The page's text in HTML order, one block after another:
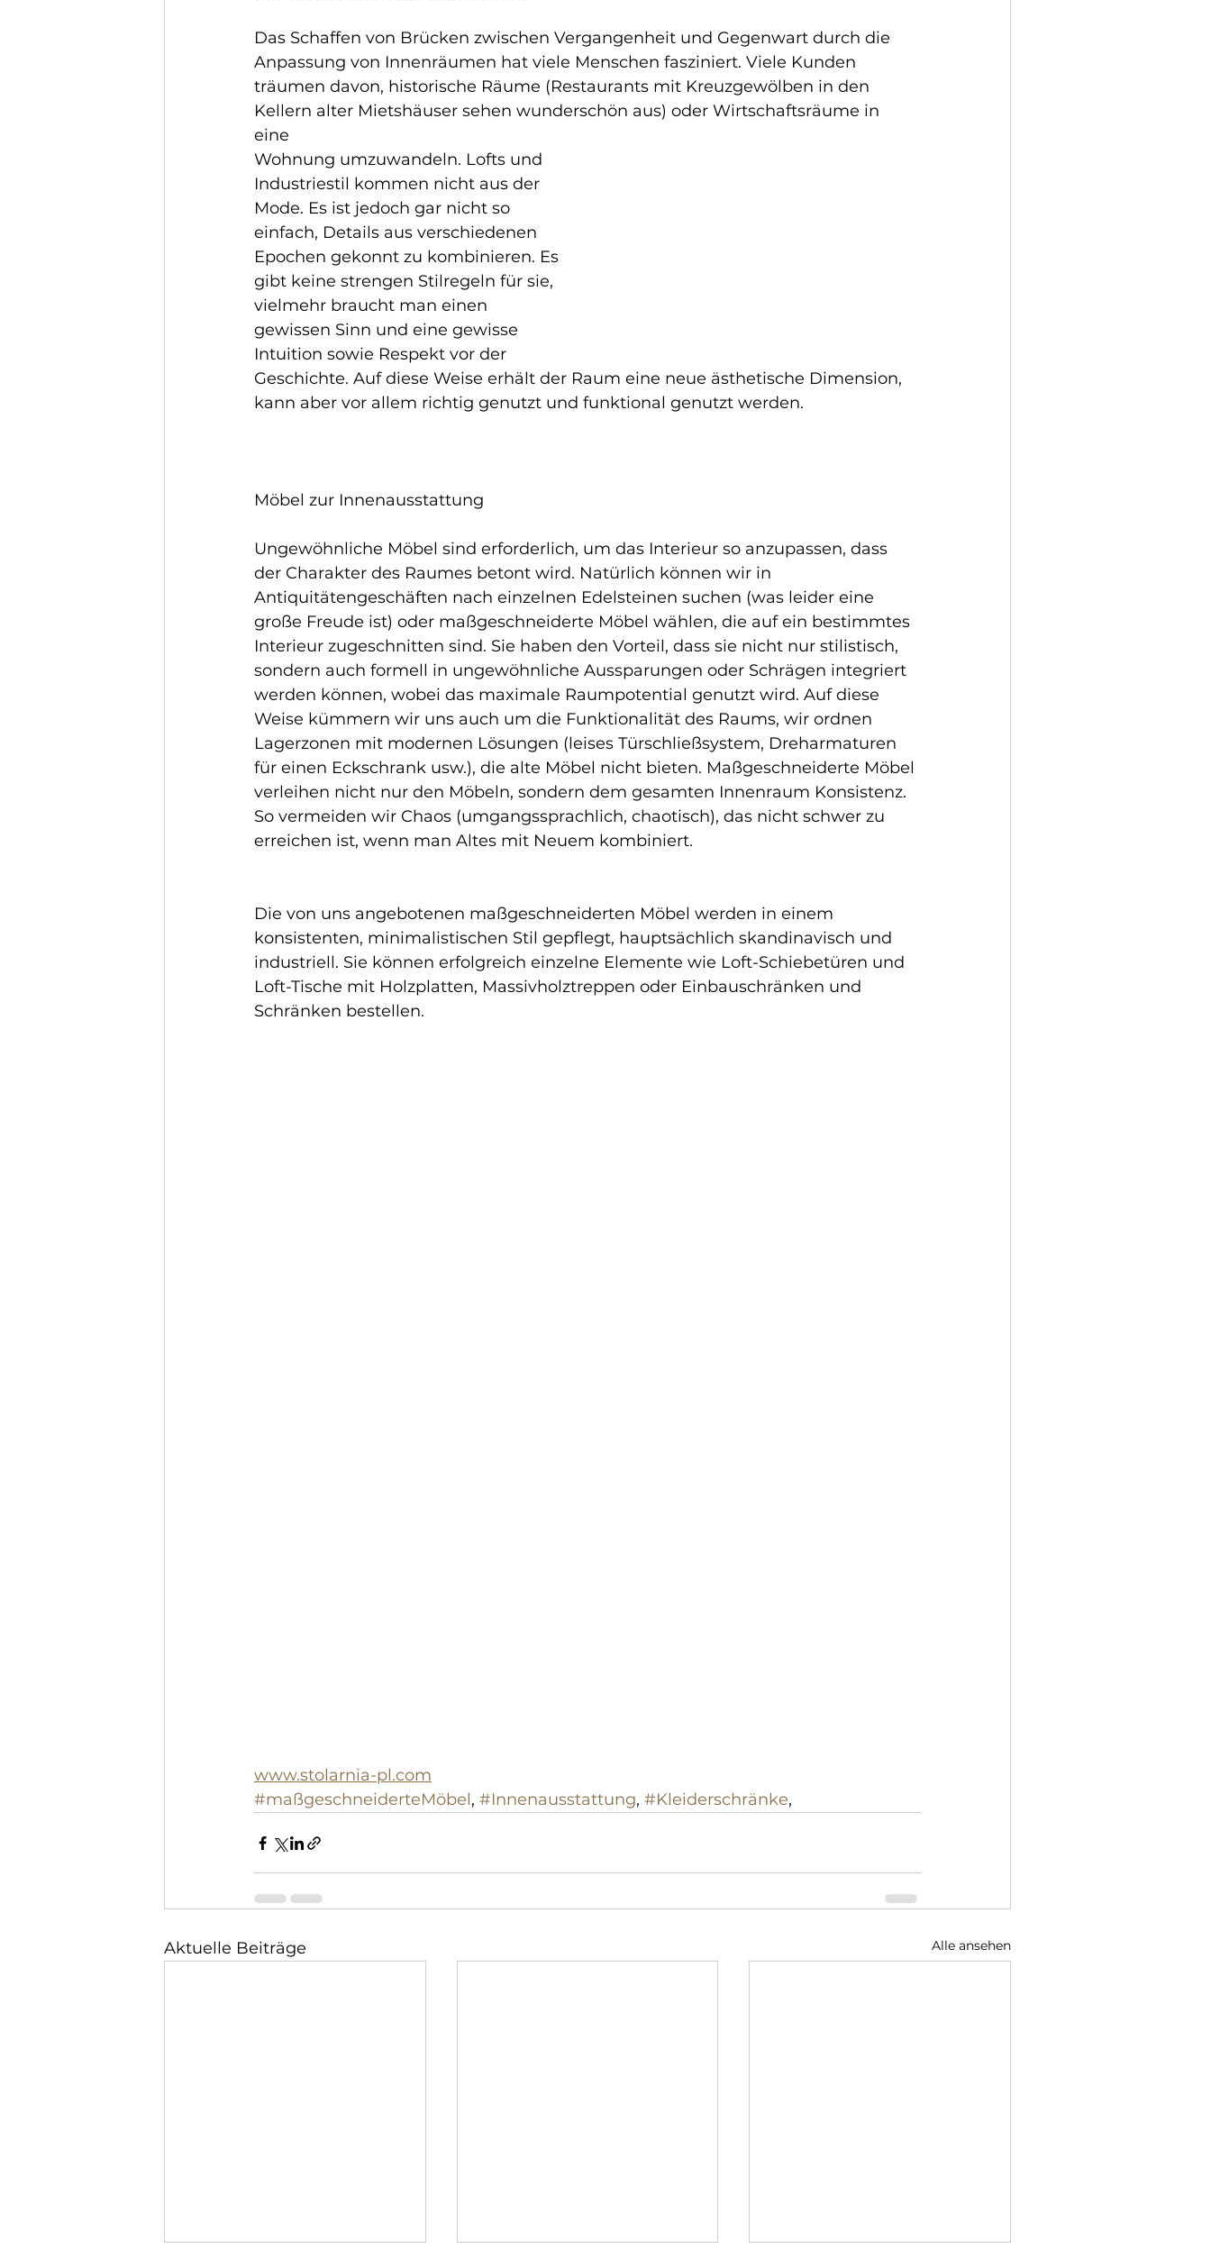
Das Schaffen von Brücken zwischen Vergangenheit und Gegenwart durch die
Anpassung von Innenräumen hat viele Menschen fasziniert. Viele Kunden
träumen davon, historische Räume (Restaurants mit Kreuzgewölben in den
Kellern alter Mietshäuser sehen wunderschön aus) oder Wirtschaftsräume in
eine
Wohnung umzuwandeln. Lofts und
Industriestil kommen nicht aus der
Mode. Es ist jedoch gar nicht so
einfach, Details aus verschiedenen
Epochen gekonnt zu kombinieren. Es
gibt keine strengen Stilregeln für sie,
vielmehr braucht man einen
gewissen Sinn und eine gewisse
Intuition sowie Respekt vor der
Geschichte. Auf diese Weise erhält der Raum eine neue ästhetische Dimension,
kann aber vor allem richtig genutzt und funktional genutzt werden.
Möbel zur Innenausstattung
Ungewöhnliche Möbel sind erforderlich, um das Interieur so anzupassen, dass
der Charakter des Raumes betont wird. Natürlich können wir in
Antiquitätengeschäften nach einzelnen Edelsteinen suchen (was leider eine
große Freude ist) oder maßgeschneiderte Möbel wählen, die auf ein bestimmtes
Interieur zugeschnitten sind. Sie haben den Vorteil, dass sie nicht nur stilistisch,
sondern auch formell in ungewöhnliche Aussparungen oder Schrägen integriert
werden können, wobei das maximale Raumpotential genutzt wird. Auf diese
Weise kümmern wir uns auch um die Funktionalität des Raums, wir ordnen
Lagerzonen mit modernen Lösungen (leises Türschließsystem, Dreharmaturen
für einen Eckschrank usw.), die alte Möbel nicht bieten. Maßgeschneiderte Möbel
verleihen nicht nur den Möbeln, sondern dem gesamten Innenraum Konsistenz.
So vermeiden wir Chaos (umgangssprachlich, chaotisch), das nicht schwer zu
erreichen ist, wenn man Altes mit Neuem kombiniert.
Die von uns angebotenen maßgeschneiderten Möbel werden in einem
konsistenten, minimalistischen Stil gepflegt, hauptsächlich skandinavisch und
industriell. Sie können erfolgreich einzelne Elemente wie Loft-Schiebetüren und
Loft-Tische mit Holzplatten, Massivholztreppen oder Einbauschränken und
Schränken bestellen.
www.stolarnia-pl.com
#maßgeschneiderteMöbel, #Innenausstattung, #Kleiderschränke,
Aktuelle Beiträge Alle ansehen